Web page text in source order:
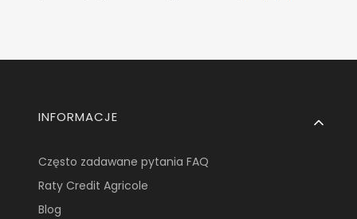
Linki w stopce
INFORMACJE
Często zadawane pytania FAQ
Raty Credit Agricole
Blog